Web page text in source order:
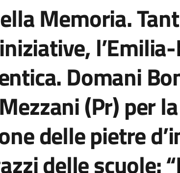
Memoria.
Domani
(Pr) per la
delle pietre
delle scuole: